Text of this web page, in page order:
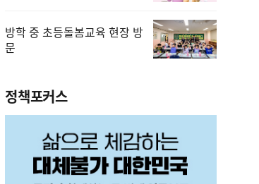
방학 중 초등돌봄교육 현장 방
문
정책포커스